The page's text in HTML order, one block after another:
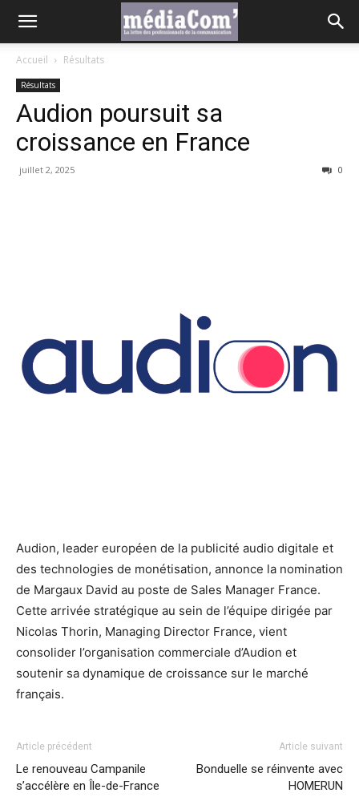
Accueil Résultats
Résultats
Audion poursuit sa
croissance en France
juillet 2, 2025 0
Audion, leader européen de la publicité audio digitale et
des technologies de monétisation, annonce la nomination
de Margaux David au poste de Sales Manager France.
Cette arrivée stratégique au sein de l’équipe dirigée par
Nicolas Thorin, Managing Director France, vient
consolider l’organisation commerciale d’Audion et
soutenir sa dynamique de croissance sur le marché
français.
Article précédent
Le renouveau Campanile
s’accélère en Île-de-France
Article suivant
Bonduelle se réinvente avec
HOMERUN